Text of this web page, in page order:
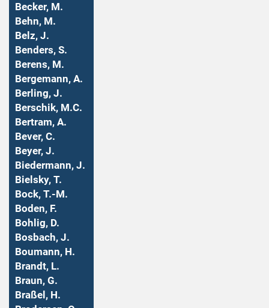
Becker, M.
Behn, M.
Belz, J.
Benders, S.
Berens, M.
Bergemann, A.
Berling, J.
Berschik, M.C.
Bertram, A.
Bever, C.
Beyer, J.
Biedermann, J.
Bielsky, T.
Bock, T.-M.
Boden, F.
Bohlig, D.
Bosbach, J.
Boumann, H.
Brandt, L.
Braun, G.
Braßel, H.